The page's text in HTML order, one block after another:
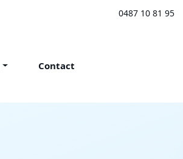
0487 10 81 95
Contact